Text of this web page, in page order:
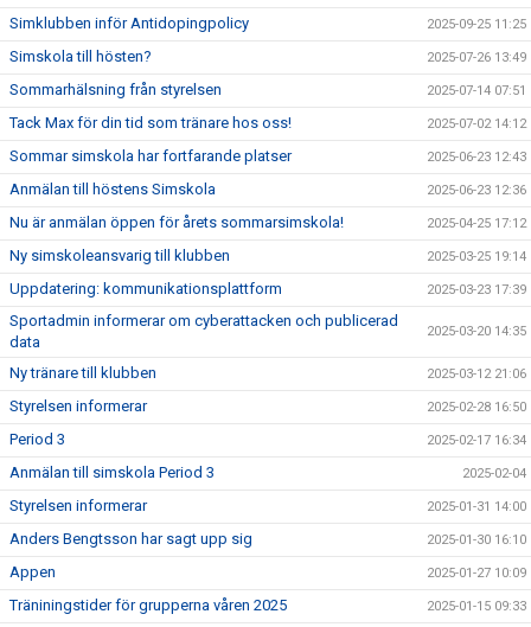
Simklubben inför Antidopingpolicy 2025-09-25 11:25
Simskola till hösten? 2025-07-26 13:49
Sommarhälsning från styrelsen 2025-07-14 07:51
Tack Max för din tid som tränare hos oss! 2025-07-02 14:12
Sommar simskola har fortfarande platser 2025-06-23 12:43
Anmälan till höstens Simskola 2025-06-23 12:36
Nu är anmälan öppen för årets sommarsimskola! 2025-04-25 17:12
Ny simskoleansvarig till klubben 2025-03-25 19:14
Uppdatering: kommunikationsplattform 2025-03-23 17:39
Sportadmin informerar om cyberattacken och publicerad
data
2025-03-20 14:35
Ny tränare till klubben 2025-03-12 21:06
Styrelsen informerar 2025-02-28 16:50
Period 3 2025-02-17 16:34
Anmälan till simskola Period 3 2025-02-04
Styrelsen informerar 2025-01-31 14:00
Anders Bengtsson har sagt upp sig 2025-01-30 16:10
Appen 2025-01-27 10:09
Träniningstider för grupperna våren 2025 2025-01-15 09:33